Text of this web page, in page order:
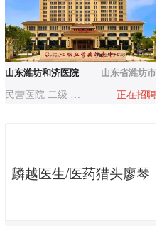
山东潍坊和济医院 山东省潍坊市
民营医院 二级 200-500人正在招聘
麟越医生/医药猎头廖琴